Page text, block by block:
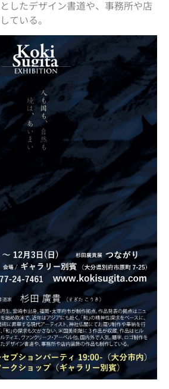
したデザイン書道や、事務所や店
ている。